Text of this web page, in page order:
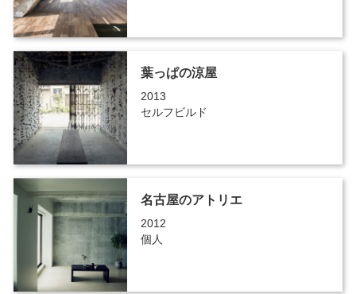
葉っぱの涼屋
2013
セルフビルド
名古屋のアトリエ
2012
個人